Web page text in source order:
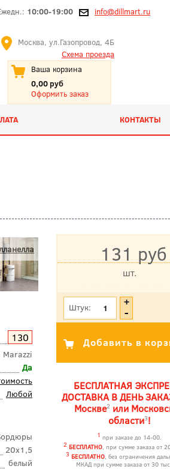
10:00-19:00 info@dillmart.ru
Москва, ул.Газопровод, 4Б
Схема проезда
Ваша корзина
0,00 руб
Оформить заказ
КОНТАКТЫ
130
Marazzi
Да
Любой
20x1,5
белый
131 руб
шт.
Штук:
БЕСПЛАТНАЯ
ДОСТАВКА В ДЕНЬ
Москве2 или
области3!
1 при заказе до 14-00.
2 БЕСПЛАТНО, при сумме заказа от
3 БЕСПЛАТНО, без ограничения
МКАД при сумме заказа от 30